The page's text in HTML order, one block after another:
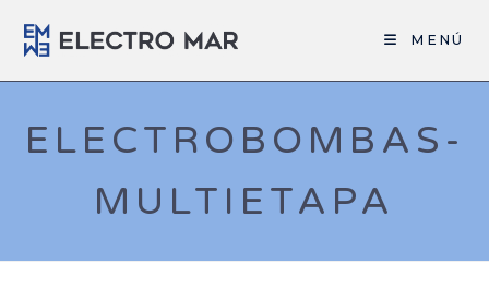
MENÚ
ELECTROBOMBAS-
MULTIETAPA